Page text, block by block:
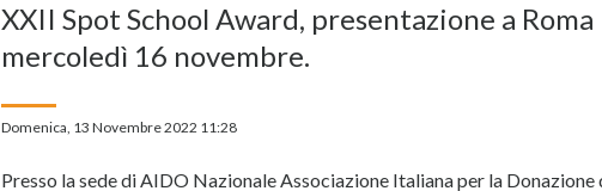
XXII Spot School Award, presentazione a Roma
mercoledì 16 novembre.
Domenica, 13 Novembre 2022 11:28
Presso la sede di AIDO Nazionale Associazione Italiana per la Donazione